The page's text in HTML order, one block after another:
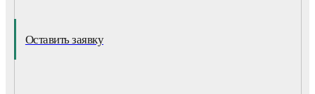
Оставить заявку